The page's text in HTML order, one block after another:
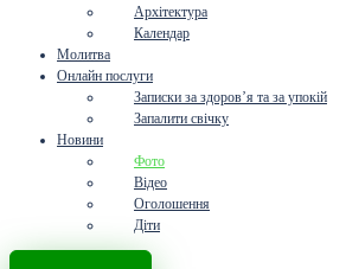
Архітектура
Календар
Молитва
Онлайн послуги
Записки за здоров’я та за упокій
Запалити свічку
Новини
Фото
Відео
Оголошення
Діти